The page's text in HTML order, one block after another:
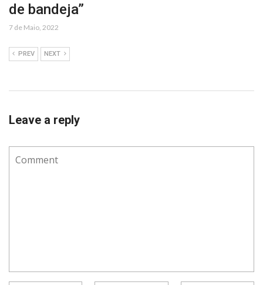
de bandeja”
7 de Maio, 2022
PREV NEXT
Leave a reply